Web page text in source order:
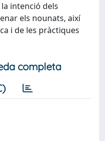
intenció dels
els nounats, així
i de les pràctiques
completa